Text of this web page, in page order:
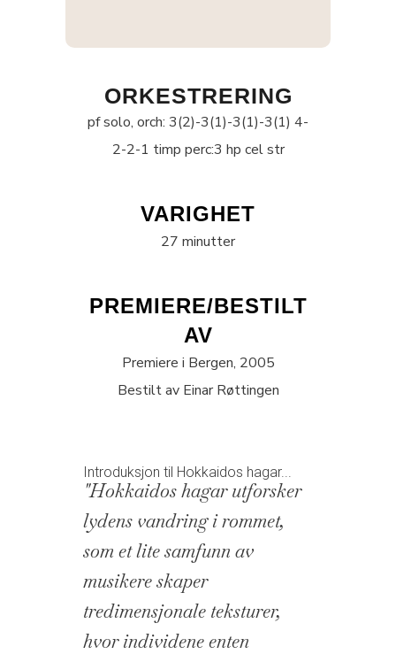
ORKESTRERING
pf solo, orch: 3(2)-3(1)-3(1)-3(1) 4-
2-2-1 timp perc:3 hp cel str
VARIGHET
27 minutter
PREMIERE/BESTILT
AV
Premiere i Bergen, 2005
Bestilt av Einar Røttingen
Introduksjon til Hokkaidos hagar...
"Hokkaidos hagar utforsker
lydens vandring i rommet,
som et lite samfunn av
musikere skaper
tredimensjonale teksturer,
hvor individene enten